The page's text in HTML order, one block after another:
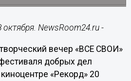
NewsRoom24.ru -
вечер «ВСЕ СВОИ»
добрых дел
«Рекорд» 20